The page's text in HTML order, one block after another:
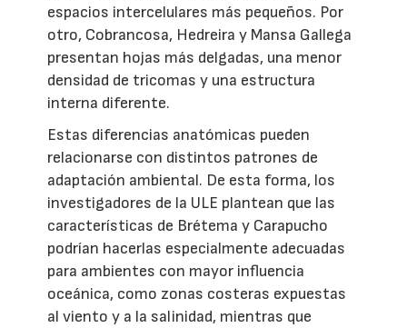
espacios intercelulares más pequeños. Por
otro, Cobrancosa, Hedreira y Mansa Gallega
presentan hojas más delgadas, una menor
densidad de tricomas y una estructura
interna diferente.
Estas diferencias anatómicas pueden
relacionarse con distintos patrones de
adaptación ambiental. De esta forma, los
investigadores de la ULE plantean que las
características de Brétema y Carapucho
podrían hacerlas especialmente adecuadas
para ambientes con mayor influencia
oceánica, como zonas costeras expuestas
al viento y a la salinidad, mientras que